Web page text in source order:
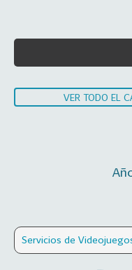
VER TODO EL
Servicios de